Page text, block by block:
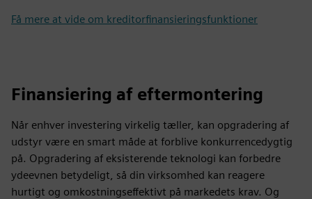
Få mere at vide om kreditorfinansieringsfunktioner
Finansiering af eftermontering
Når enhver investering virkelig tæller, kan opgradering af
udstyr være en smart måde at forblive konkurrencedygtig
på. Opgradering af eksisterende teknologi kan forbedre
ydeevnen betydeligt, så din virksomhed kan reagere
hurtigt og omkostningseffektivt på markedets krav. Og